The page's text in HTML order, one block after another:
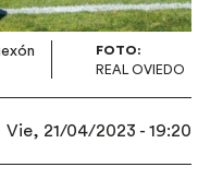
FOTO:
REAL OVIEDO
Vie, 21/04/2023 - 19:20